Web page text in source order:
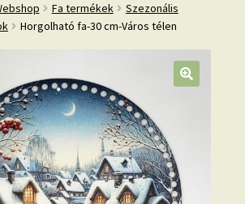
Fa termékek
Szezonális
Horgolható fa-30 cm-Város télen